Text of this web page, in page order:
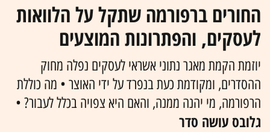
החורים ברפורמה שתקל על הלוואות
לעסקים, והפתרונות המוצעים
יוזמת הקמת מאגר נתוני אשראי לעסקים נפלה מחוק
ההסדרים, ומקודמת כעת בנפרד על ידי האוצר • מה כוללת
הרפורמה, מי יהנה ממנה, והאם היא צפויה בכלל לעבור? •
גלובס עושה סדר